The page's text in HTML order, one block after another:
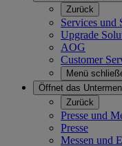
Zurück
Services und
Upgrade
AOG
Customer
Menü
Öffnet das
Zurück
Presse und
Presse
Messen und